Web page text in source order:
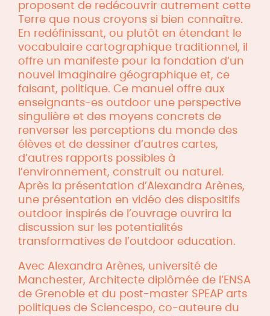
proposent de redécouvrir autrement cette
Terre que nous croyons si bien connaître.
En redéﬁnissant, ou plutôt en étendant le
vocabulaire cartographique traditionnel, il
offre un manifeste pour la fondation d’un
nouvel imaginaire géographique et, ce
faisant, politique. Ce manuel offre aux
enseignants-es outdoor une perspective
singulière et des moyens concrets de
renverser les perceptions du monde des
élèves et de dessiner d’autres cartes,
d’autres rapports possibles à
l’environnement, construit ou naturel.
Après la présentation d’Alexandra Arènes,
une présentation en vidéo des dispositifs
outdoor inspirés de l’ouvrage ouvrira la
discussion sur les potentialités
transformatives de l’outdoor education.
Avec Alexandra Arènes, université de
Manchester, Architecte diplômée de l’ENSA
de Grenoble et du post-master SPEAP arts
politiques de Sciencespo, co-auteure du